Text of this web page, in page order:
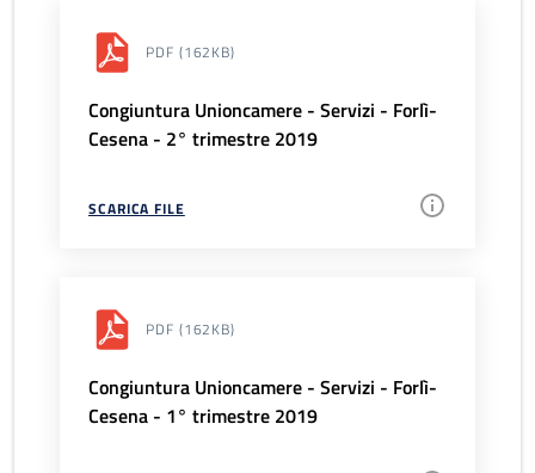
PDF (162KB)
Congiuntura Unioncamere - Servizi - Forlì-
Cesena - 2° trimestre 2019
SCARICA FILE
PDF (162KB)
Congiuntura Unioncamere - Servizi - Forlì-
Cesena - 1° trimestre 2019